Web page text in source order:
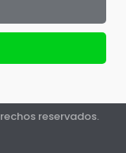
reservados.